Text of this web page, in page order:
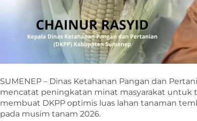
SUMENEP – Dinas Ketahanan Pangan dan
mencatat peningkatan minat masyarakat untuk
membuat DKPP optimis luas lahan tanaman
pada musim tanam 2026.